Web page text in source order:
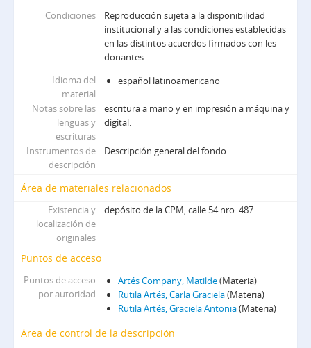
Condiciones
Reproducción sujeta a la disponibilidad
institucional y a las condiciones establecidas
en las distintos acuerdos firmados con les
donantes.
Idioma del
material
español latinoamericano
Notas sobre las
lenguas y
escrituras
escritura a mano y en impresión a máquina y
digital.
Instrumentos de
descripción
Descripción general del fondo.
Área de materiales relacionados
Existencia y
localización de
originales
depósito de la CPM, calle 54 nro. 487.
Puntos de acceso
Puntos de acceso
por autoridad
Artés Company, Matilde(Materia)
Rutila Artés, Carla Graciela(Materia)
Rutila Artés, Graciela Antonia(Materia)
Área de control de la descripción